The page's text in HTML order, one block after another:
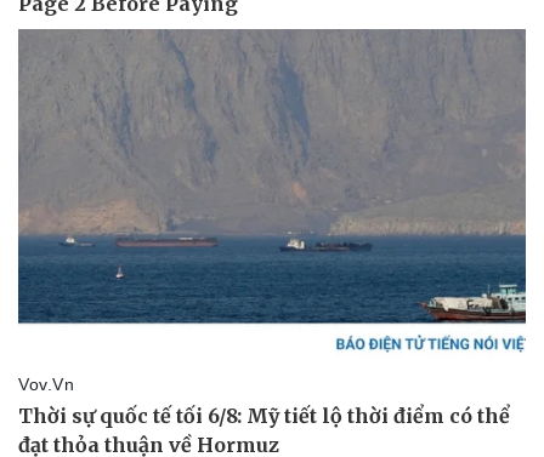
Tin nóng
Tư vấn luật
Quân sự - Quốc phòng
Vũ khí
Việt Nam
Phân tích